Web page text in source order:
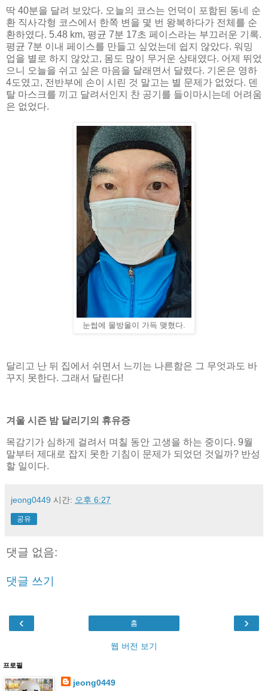
딱 40분을 달려 보았다. 오늘의 코스는 언덕이 포함된 동네 순
환 직사각형 코스에서 한쪽 변을 몇 번 왕복하다가 전체를 순
환하였다. 5.48 km, 평균 7분 17초 페이스라는 부끄러운 기록.
평균 7분 이내 페이스를 만들고 싶었는데 쉽지 않았다. 워밍
업을 별로 하지 않았고, 몸도 많이 무거운 상태였다. 어제 뛰었
으니 오늘을 쉬고 싶은 마음을 달래면서 달렸다. 기온은 영하
4도였고, 전반부에 손이 시린 것 말고는 별 문제가 없었다. 덴
탈 마스크를 끼고 달려서인지 찬 공기를 들이마시는데 어려움
은 없었다.
눈썹에 물방울이 가득 맺혔다.
달리고 난 뒤 집에서 쉬면서 느끼는 나른함은 그 무엇과도 바
꾸지 못한다. 그래서 달린다!
겨울 시즌 밤 달리기의 휴유증
목감기가 심하게 걸려서 며칠 동안 고생을 하는 중이다. 9월
말부터 제대로 잡지 못한 기침이 문제가 되었던 것일까? 반성
할 일이다.
jeong0449 시간: 오후 6:27
공유
댓글 없음:
댓글 쓰기
‹ ›
홈
웹 버전 보기
프로필
jeong0449